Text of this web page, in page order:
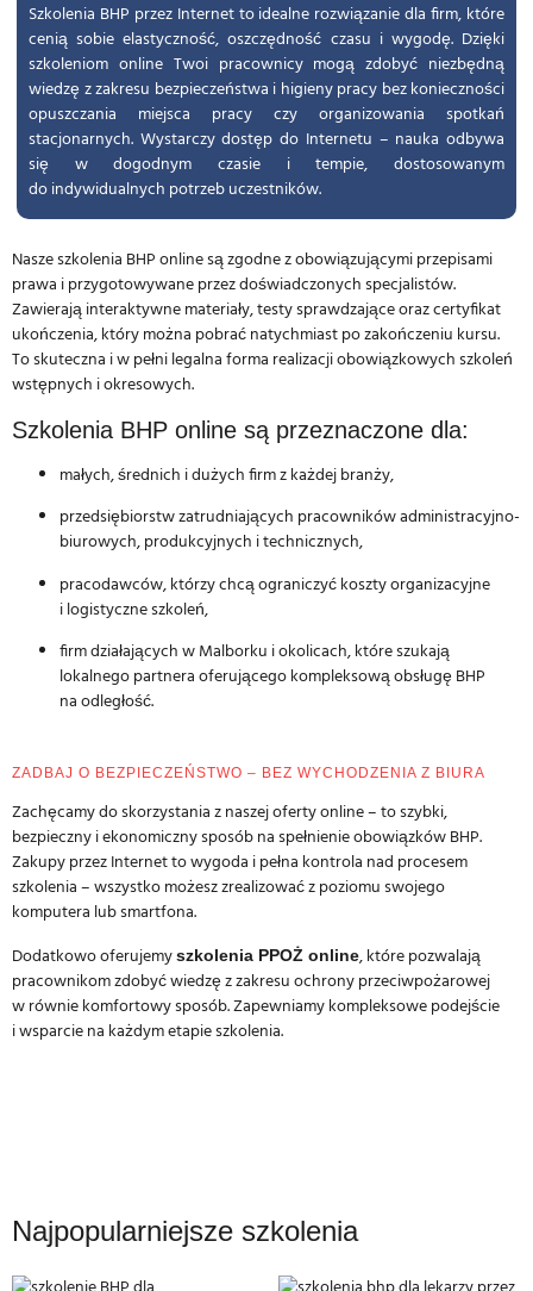
Szkolenia BHP przez Internet to idealne rozwiązanie dla firm, które
cenią sobie elastyczność, oszczędność czasu i wygodę. Dzięki
szkoleniom online Twoi pracownicy mogą zdobyć niezbędną
wiedzę z zakresu bezpieczeństwa i higieny pracy bez konieczności
opuszczania miejsca pracy czy organizowania spotkań
stacjonarnych. Wystarczy dostęp do Internetu – nauka odbywa
się w dogodnym czasie i tempie, dostosowanym
do indywidualnych potrzeb uczestników.
Nasze szkolenia BHP online są zgodne z obowiązującymi przepisami
prawa i przygotowywane przez doświadczonych specjalistów.
Zawierają interaktywne materiały, testy sprawdzające oraz certyfikat
ukończenia, który można pobrać natychmiast po zakończeniu kursu.
To skuteczna i w pełni legalna forma realizacji obowiązkowych szkoleń
wstępnych i okresowych.
Szkolenia BHP online są przeznaczone dla:
małych, średnich i dużych firm z każdej branży,
przedsiębiorstw zatrudniających pracowników administracyjno-
biurowych, produkcyjnych i technicznych,
pracodawców, którzy chcą ograniczyć koszty organizacyjne
i logistyczne szkoleń,
firm działających w Malborku i okolicach, które szukają
lokalnego partnera oferującego kompleksową obsługę BHP
na odległość.
ZADBAJ O BEZPIECZEŃSTWO – BEZ WYCHODZENIA Z BIURA
Zachęcamy do skorzystania z naszej oferty online – to szybki,
bezpieczny i ekonomiczny sposób na spełnienie obowiązków BHP.
Zakupy przez Internet to wygoda i pełna kontrola nad procesem
szkolenia – wszystko możesz zrealizować z poziomu swojego
komputera lub smartfona.
Dodatkowo oferujemyszkolenia PPOŻ online, które pozwalają
pracownikom zdobyć wiedzę z zakresu ochrony przeciwpożarowej
w równie komfortowy sposób. Zapewniamy kompleksowe podejście
i wsparcie na każdym etapie szkolenia.
Najpopularniejsze szkolenia